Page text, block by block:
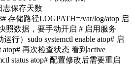
志保存天数
存储路径LOGPATH=/var/log/atop 启
照数据，要手动开启 # 启用服务
行）sudo systemctl enable atop# 启
atop# 再次检查状态 看到active
status atop# 配置修改后需要重启